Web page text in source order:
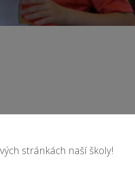
stránkách naší školy!